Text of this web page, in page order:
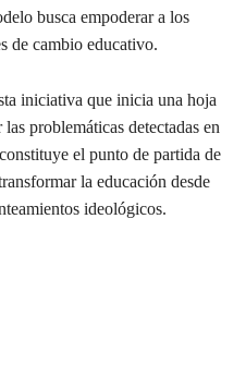
busca empoderar a los
de cambio educativo.
iniciativa que inicia una hoja
problemáticas detectadas en
el punto de partida de
la educación desde
ideológicos.